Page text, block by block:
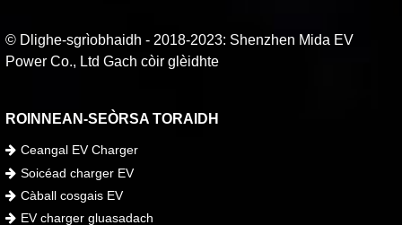
© Dlighe-sgrìobhaidh - 2018-2023: Shenzhen Mida EV
Power Co., Ltd Gach còir glèidhte
ROINNEAN-SEÒRSA TORAIDH
Ceangal EV Charger
Soicéad charger EV
Càball cosgais EV
EV charger gluasadach